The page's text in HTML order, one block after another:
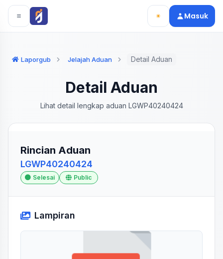
Langsung ke konten utama
Langsung ke navigasi
Masuk
Laporgub Jelajah Aduan Detail Aduan
Detail Aduan
Lihat detail lengkap aduan LGWP40240424
Rincian Aduan
LGWP40240424
Selesai Public
Lampiran